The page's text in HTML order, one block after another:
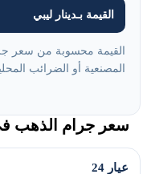
القيمة بـدينار ليبي
القيمة محسوبة من سعر
المصنعية أو الضرائب
سعر جرام الذهب في
عيار 24